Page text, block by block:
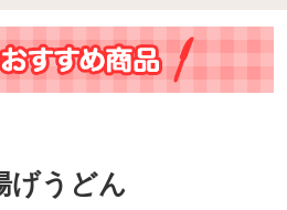
げうどん